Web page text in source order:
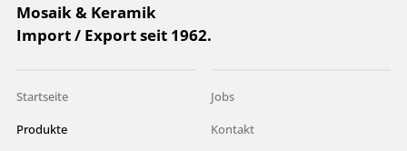
Mosaik & Keramik
Import / Export seit 1962.
Startseite
Produkte
Jobs
Kontakt